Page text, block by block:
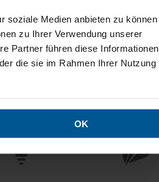
soziale Medien anbieten zu können
zu Ihrer Verwendung unserer
Partner führen diese Informationen
die sie im Rahmen Ihrer Nutzung
OK
ist so ein nicht mehr